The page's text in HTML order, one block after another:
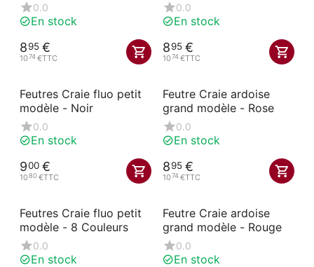
0.0
En stock
895 €
1074€TTC
0.0
En stock
895 €
1074€TTC
Feutres Craie fluo petit
modèle - Noir
0.0
En stock
900 €
1080€TTC
Feutre Craie ardoise
grand modèle - Rose
0.0
En stock
895 €
1074€TTC
Feutres Craie fluo petit
modèle - 8 Couleurs
0.0
En stock
Feutre Craie ardoise
grand modèle - Rouge
0.0
En stock